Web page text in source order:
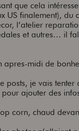
que cela
US finalement), du
l’atelier
et autres… il
apres-midi de
posts, je vais
ajouter des
corn, chaud